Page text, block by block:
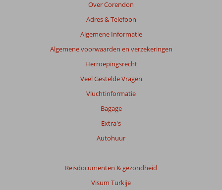
Over Corendon
Adres & Telefoon
Algemene Informatie
Algemene voorwaarden en verzekeringen
Herroepingsrecht
Veel Gestelde Vragen
Vluchtinformatie
Bagage
Extra's
Autohuur
Reisdocumenten & gezondheid
Visum Turkije